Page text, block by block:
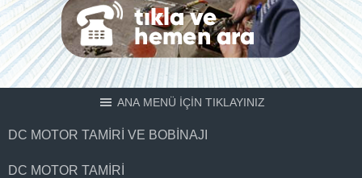
ANA MENÜ İÇİN TIKLAYINIZ
DC MOTOR TAMIRI VE BOBINAJI
DC MOTOR TAMIRI